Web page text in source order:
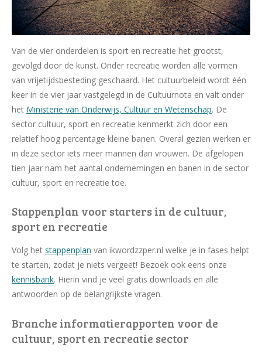
Van de vier onderdelen is sport en recreatie het grootst,
gevolgd door de kunst. Onder recreatie worden alle vormen
van vrijetijdsbesteding geschaard. Het cultuurbeleid wordt één
keer in de vier jaar vastgelegd in de Cultuurnota en valt onder
het Ministerie van Onderwijs, Cultuur en Wetenschap. De
sector cultuur, sport en recreatie kenmerkt zich door een
relatief hoog percentage kleine banen. Overal gezien werken er
in deze sector iets meer mannen dan vrouwen. De afgelopen
tien jaar nam het aantal ondernemingen en banen in de sector
cultuur, sport en recreatie toe.
Stappenplan voor starters in de cultuur,
sport en recreatie
Volg het stappenplan van ikwordzzper.nl welke je in fases helpt
te starten, zodat je niets vergeet! Bezoek ook eens onze
kennisbank. Hierin vind je veel gratis downloads en alle
antwoorden op de belangrijkste vragen.
Branche informatierapporten voor de
cultuur, sport en recreatie sector